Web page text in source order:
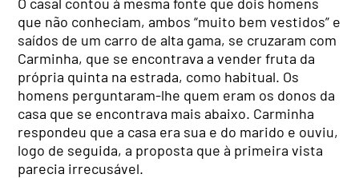
que não conheciam, ambos “muito bem vestidos” e
saídos de um carro de alta gama, se cruzaram com
Carminha, que se encontrava a vender fruta da
própria quinta na estrada, como habitual. Os
homens perguntaram-lhe quem eram os donos da
casa que se encontrava mais abaixo. Carminha
respondeu que a casa era sua e do marido e ouviu,
logo de seguida, a proposta que à primeira vista
parecia irrecusável.